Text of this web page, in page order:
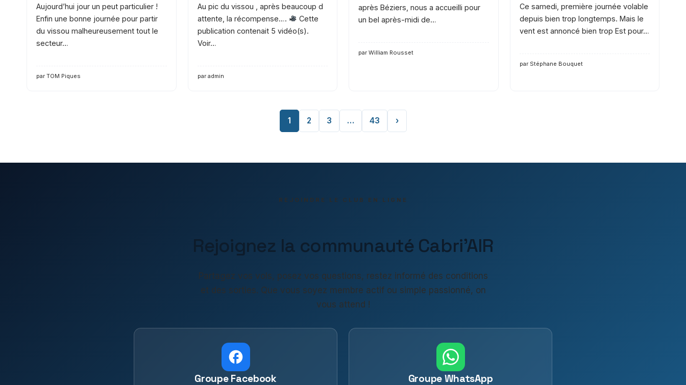
Aujourd’hui jour un peut particulier !
Enfin une bonne journée pour partir
du vissou malheureusement tout le
secteur…
par TOM Piques
Au pic du vissou , après beaucoup d
attente, la récompense….
Cette
publication contenait 5 vidéo(s).
Voir…
par admin
après Béziers, nous a accueilli pour
un bel après-midi de…
par William Rousset
Ce samedi, première journée volable
depuis bien trop longtemps. Mais le
vent est annoncé bien trop Est pour…
par Stéphane Bouquet
1 2 3 … 43 ›
REJOINDRE LE CLUB EN LIGNE
Rejoignez la communauté Cabri'AIR
Partagez vos vols, posez vos questions, restez informé des conditions
et des sorties. Que vous soyez membre actif ou simple passionné, on
vous attend !
Groupe Facebook Groupe WhatsApp